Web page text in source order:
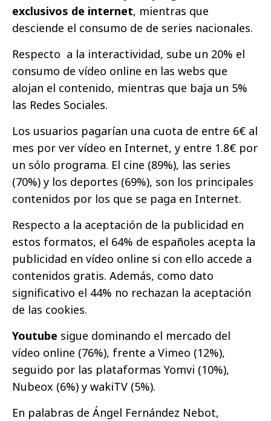
exclusivos de internet, mientras que
desciende el consumo de de series nacionales.
Respecto a la interactividad, sube un 20% el
consumo de vídeo online en las webs que
alojan el contenido, mientras que baja un 5%
las Redes Sociales.
Los usuarios pagarían una cuota de entre 6€ al
mes por ver vídeo en Internet, y entre 1.8€ por
un sólo programa. El cine (89%), las series
(70%) y los deportes (69%), son los principales
contenidos por los que se paga en Internet.
Respecto a la aceptación de la publicidad en
estos formatos, el 64% de españoles acepta la
publicidad en vídeo online si con ello accede a
contenidos gratis. Además, como dato
significativo el 44% no rechazan la aceptación
de las cookies.
Youtube sigue dominando el mercado del
vídeo online (76%), frente a Vimeo (12%),
seguido por las plataformas Yomvi (10%),
Nubeox (6%) y wakiTV (5%).
En palabras de Ángel Fernández Nebot,